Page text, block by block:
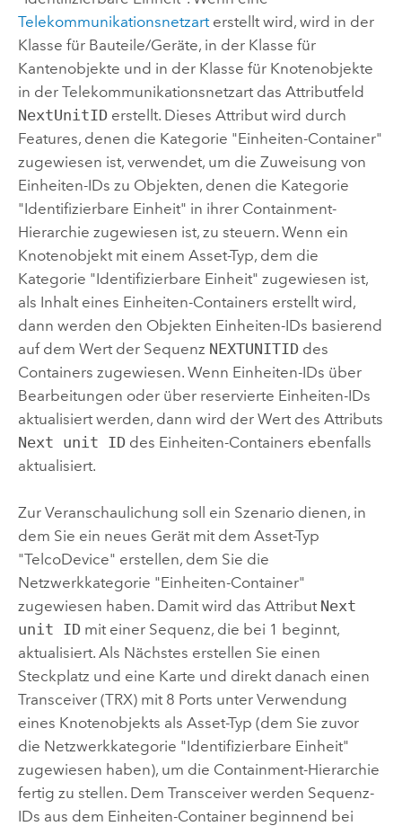
Telekommunikationsnetzarterstellt wird, wird in der
Klasse für Bauteile/Geräte, in der Klasse für
Kantenobjekte und in der Klasse für Knotenobjekte
in der Telekommunikationsnetzart das Attributfeld
NextUnitIDerstellt. Dieses Attribut wird durch
Features, denen die Kategorie "Einheiten-Container"
zugewiesen ist, verwendet, um die Zuweisung von
Einheiten-IDs zu Objekten, denen die Kategorie
"Identifizierbare Einheit" in ihrer Containment-
Hierarchie zugewiesen ist, zu steuern. Wenn ein
Knotenobjekt mit einem Asset-Typ, dem die
Kategorie "Identifizierbare Einheit" zugewiesen ist,
als Inhalt eines Einheiten-Containers erstellt wird,
dann werden den Objekten Einheiten-IDs basierend
auf dem Wert der Sequenz NEXTUNITIDdes
Containers zugewiesen. Wenn Einheiten-IDs über
Bearbeitungen oder über reservierte Einheiten-IDs
aktualisiert werden, dann wird der Wert des Attributs
Next unit IDdes Einheiten-Containers ebenfalls
aktualisiert.
Zur Veranschaulichung soll ein Szenario dienen, in
dem Sie ein neues Gerät mit dem Asset-Typ
"TelcoDevice" erstellen, dem Sie die
Netzwerkkategorie "Einheiten-Container"
zugewiesen haben. Damit wird das Attribut Next
unit IDmit einer Sequenz, die bei 1 beginnt,
aktualisiert. Als Nächstes erstellen Sie einen
Steckplatz und eine Karte und direkt danach einen
Transceiver (TRX) mit 8 Ports unter Verwendung
eines Knotenobjekts als Asset-Typ (dem Sie zuvor
die Netzwerkkategorie "Identifizierbare Einheit"
zugewiesen haben), um die Containment-Hierarchie
fertig zu stellen. Dem Transceiver werden Sequenz-
IDs aus dem Einheiten-Container beginnend bei